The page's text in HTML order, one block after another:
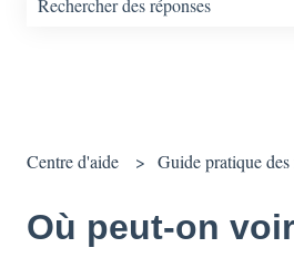
Centre d'aide Guide pratique
Où peut-on